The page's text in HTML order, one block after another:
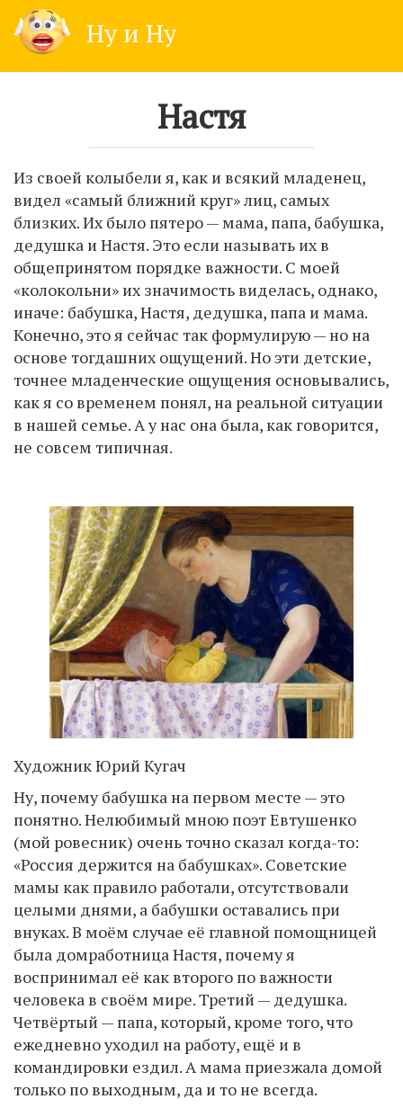
content
Ну и Ну
Настя
Из своей колыбели я, как и всякий младенец,
видел «самый ближний круг» лиц, самых
близких. Их было пятеро — мама, папа, бабушка,
дедушка и Настя. Это если называть их в
общепринятом порядке важности. С моей
«колокольни» их значимость виделась, однако,
иначе: бабушка, Настя, дедушка, папа и мама.
Конечно, это я сейчас так формулирую — но на
основе тогдашних ощущений. Но эти детские,
точнее младенческие ощущения основывались,
как я со временем понял, на реальной ситуации
в нашей семье. А у нас она была, как говорится,
не совсем типичная.
Художник Юрий Кугач
Ну, почему бабушка на первом месте — это
понятно. Нелюбимый мною поэт Евтушенко
(мой ровесник) очень точно сказал когда-то:
«Россия держится на бабушках». Советские
мамы как правило работали, отсутствовали
целыми днями, а бабушки оставались при
внуках. В моём случае её главной помощницей
была домработница Настя, почему я
воспринимал её как второго по важности
человека в своём мире. Третий — дедушка.
Четвёртый — папа, который, кроме того, что
ежедневно уходил на работу, ещё и в
командировки ездил. А мама приезжала домой
только по выходным, да и то не всегда.